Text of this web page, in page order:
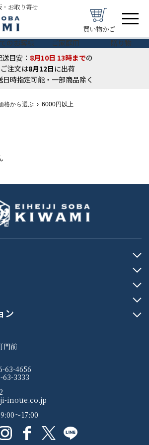
お取り寄せ
買い物かご
のお客様 ご家庭用
贈り物
目安： 8月10日 13時までの
ご注文は8月12日 に出荷
時指定可能・一部商品除く
格から選ぶ 6000円以上
ン
門前
63-4656
63-3333
inoue.co.jp
〜17:00